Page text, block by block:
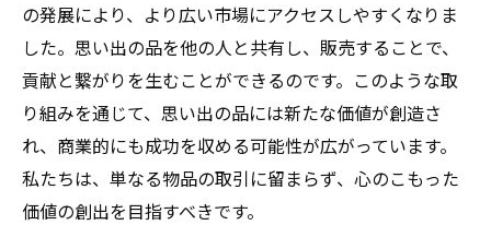
の発展により、より広い市場にアクセスしやすくなりま
した。思い出の品を他の人と共有し、販売することで、
貢献と繋がりを生むことができるのです。このような取
り組みを通じて、思い出の品には新たな価値が創造さ
れ、商業的にも成功を収める可能性が広がっています。
私たちは、単なる物品の取引に留まらず、心のこもった
価値の創出を目指すべきです。